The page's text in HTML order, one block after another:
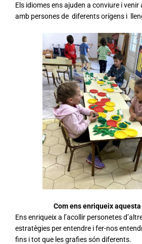
Els idiomes ens ajuden a conviure i venir
amb persones de diferentsorígens i
Com ens enriqueix
Ens enriqueix a l’acollir personetes
estratègies per entendre i fer-nos
fins i tot que les grafies són diferents.